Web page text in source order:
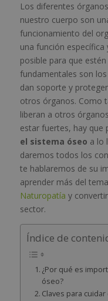
Los diferentes
nuestro cuerpo son
funcionamiento del
una función
posible para que
fundamentales son
dan soporte y
otros órganos. Como
liberan a otros
estar fuertes, hay que
el sistema óseo a lo
daremos todos los
te hablaremos de su
aprender más del
Naturopatía y
sector.
Índice de
¿Por qué es
óseo?
Claves para